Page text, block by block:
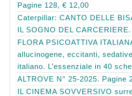
Pagine 128, € 12,00
Caterpillar: CANTO DELLE
IL SOGNO DEL
FLORA PSICOATTIVA
allucinogene, eccitanti,
italiano. L’essenziale in 40
ALTROVE N° 25-2025. Pagine
IL CINEMA SOVVERSIVO